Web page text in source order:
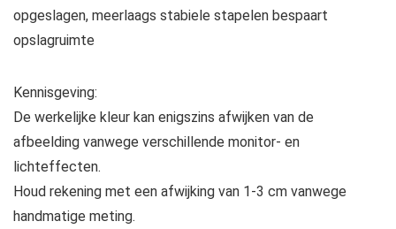
opgeslagen, meerlaags stabiele stapelen bespaart
opslagruimte
Kennisgeving:
De werkelijke kleur kan enigszins afwijken van de
afbeelding vanwege verschillende monitor- en
lichteffecten.
Houd rekening met een afwijking van 1-3 cm vanwege
handmatige meting.